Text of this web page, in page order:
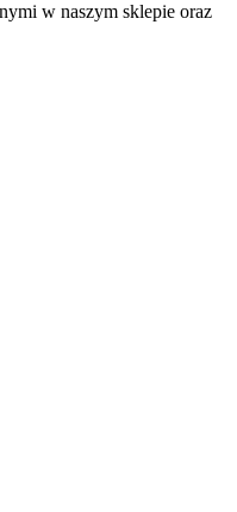
w naszym sklepie oraz